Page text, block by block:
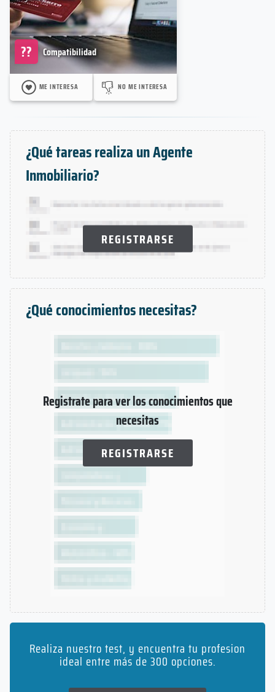
Compatibilidad
??
ME INTERESA NO ME INTERESA
¿Qué tareas realiza un Agente
Inmobiliario?
REGISTRARSE
¿Qué conocimientos necesitas?
Registrate para ver los conocimientos que
necesitas
REGISTRARSE
Realiza nuestro test, y encuentra tu profesion
ideal entre más de 300 opciones.